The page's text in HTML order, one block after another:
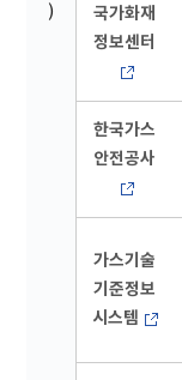
)
국가화재
정보센터
한국가스
안전공사
가스기술
기준정보
시스템